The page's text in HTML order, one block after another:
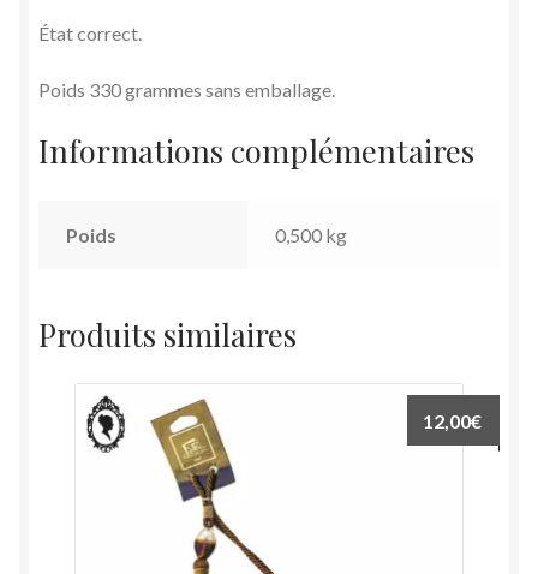
État correct.
Poids 330 grammes sans emballage.
Informations complémentaires
Poids 0,500 kg
Produits similaires
12,00€